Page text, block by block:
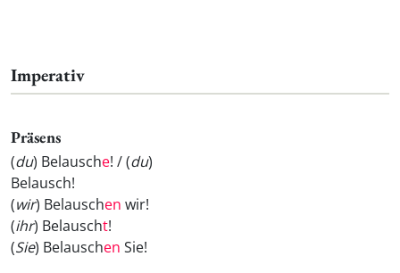
Imperativ
Präsens
(du) Belausche! / (du)
Belausch!
(wir) Belauschen wir!
(ihr) Belauscht!
(Sie) Belauschen Sie!